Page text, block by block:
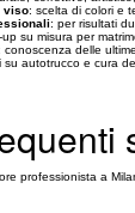
viso: scelta di colori e
: per risultati
up su misura per
conoscenza delle
su autotrucco e cura
professionista a